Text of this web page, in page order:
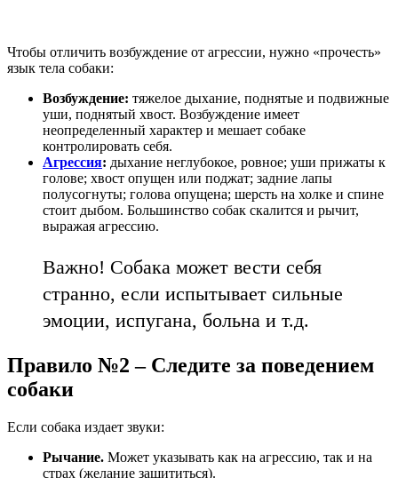
Чтобы отличить возбуждение от агрессии, нужно «прочесть»
язык тела собаки:
Возбуждение: тяжелое дыхание, поднятые и подвижные
уши, поднятый хвост. Возбуждение имеет
неопределенный характер и мешает собаке
контролировать себя.
Агрессия: дыхание неглубокое, ровное; уши прижаты к
голове; хвост опущен или поджат; задние лапы
полусогнуты; голова опущена; шерсть на холке и спине
стоит дыбом. Большинство собак скалится и рычит,
выражая агрессию.
Важно! Собака может вести себя
странно, если испытывает сильные
эмоции, испугана, больна и т.д.
Правило №2 – Следите за поведением
собаки
Если собака издает звуки:
Рычание. Может указывать как на агрессию, так и на
страх (желание защититься).